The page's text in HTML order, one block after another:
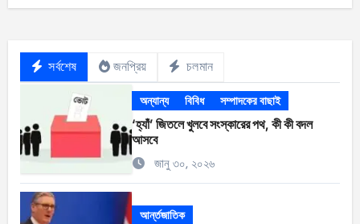
সর্বশেষ জনপ্রিয় চলমান
অন্যান্য বিবিধ সম্পাদকের বাছাই
‘হ্যাঁ’ জিতলে খুলবে সংস্কারের পথ, কী কী বদল
আসবে
জানু ৩০, ২০২৬
আর্ন্তজাতিক